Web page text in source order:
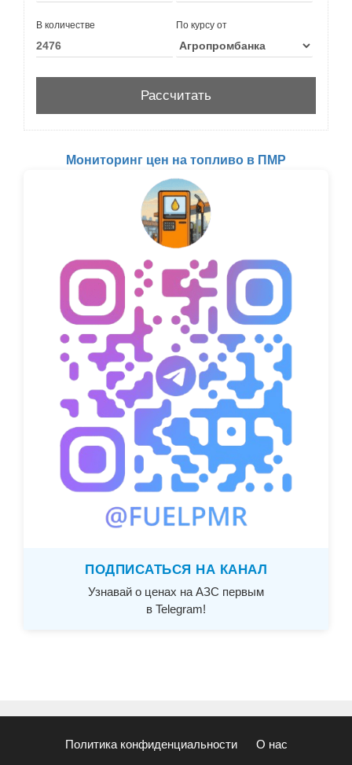
В количестве По курсу от
Мониторинг цен на топливо в ПМР
ПОДПИСАТЬСЯ НА КАНАЛ
Узнавай о ценах на АЗС первым
в Telegram!
Политика конфиденциальности О нас